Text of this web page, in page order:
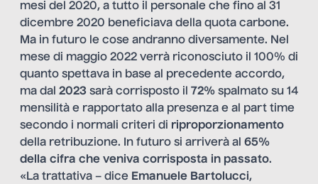
mesi del 2020, a tutto il personale che fino al 31
dicembre 2020 beneficiava della quota carbone.
Ma in futuro le cose andranno diversamente. Nel
mese di maggio 2022 verrà riconosciuto il 100% di
quanto spettava in base al precedente accordo,
ma dal 2023 sarà corrisposto il 72% spalmato su 14
mensilità e rapportato alla presenza e al part time
secondo i normali criteri di riproporzionamento
della retribuzione. In futuro si arriverà al 65%
della cifra che veniva corrisposta in passato.
«La trattativa – dice Emanuele Bartolucci,